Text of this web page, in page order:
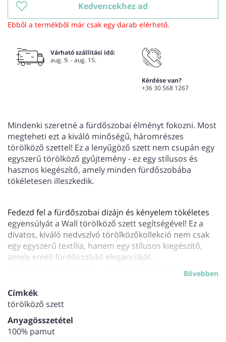
Kedvencekhez ad
Ebből a termékből már csak egy darab elérhető.
Várható szállítási idő:
aug. 9. - aug. 15.
Kérdése van?
+36 30 568 1267
Mindenki szeretné a fürdőszobai élményt fokozni. Most
megteheti ezt a kiváló minőségű, háromrészes
törölköző szettel! Ez a lenyűgöző szett nem csupán egy
egyszerű törölköző gyűjtemény - ez egy stílusos és
hasznos kiegészítő, amely minden fürdőszobába
tökéletesen illeszkedik.
Fedezd fel a fürdőszobai dizájn és kényelem tökéletes
egyensúlyát a Wall törölköző szett segítségével! Ez a
divatos, kiváló nedvszívó törölközőkollekció nem csak
egy egyszerű textília, hanem egy stílusos kiegészítő,
amely emeli fürdőszobád eleganciáját.
A prémium frottírból készült törölközőink egyedülálló
tapintásukkal kényeztetik bőrödet. Az egyik végüket
látványos dekor díszíti, ami igazi stíluselemmé teszi a
A Wall törölköző szett három különböző méretű
törölközőből áll (30*50+50*90+70*140 cm), hogy
Bővebben
Címkék
törölköző szett
Anyagösszetétel
100% pamut